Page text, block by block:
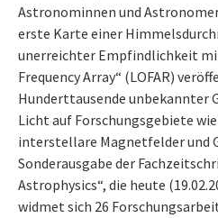
Astronominnen und
erste Karte einer
unerreichter Empfindlichkeit
Frequency Array“ (LOFAR)
Hunderttausende unbekannter
Licht auf Forschungsgebiete
interstellare Magnetfelder und
Sonderausgabe der
Astrophysics“, die heute
widmet sich 26